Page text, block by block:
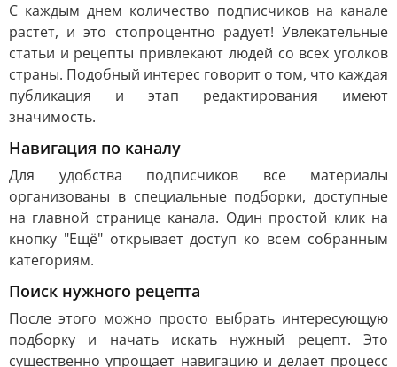
С каждым днем количество подписчиков на канале
растет, и это стопроцентно радует! Увлекательные
статьи и рецепты привлекают людей со всех уголков
страны. Подобный интерес говорит о том, что каждая
публикация и этап редактирования имеют
значимость.
Навигация по каналу
Для удобства подписчиков все материалы
организованы в специальные подборки, доступные
на главной странице канала. Один простой клик на
кнопку "Ещё" открывает доступ ко всем собранным
категориям.
Поиск нужного рецепта
После этого можно просто выбрать интересующую
подборку и начать искать нужный рецепт. Это
существенно упрощает навигацию и делает процесс